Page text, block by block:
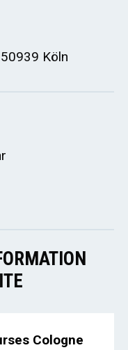
Köln
Cologne